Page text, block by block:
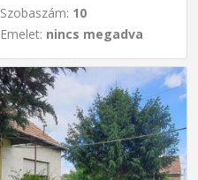
Szobaszám: 10
Emelet: nincs megadva